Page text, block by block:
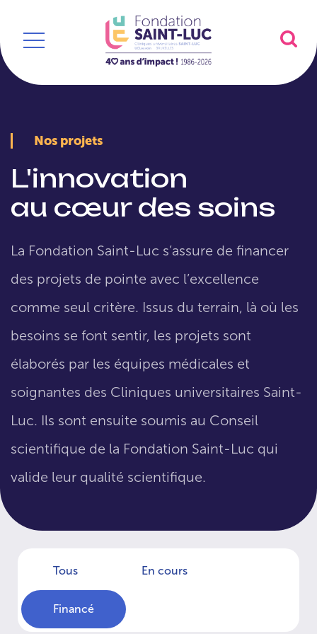
Nos projets
L'innovation
au cœur des soins
La Fondation Saint-Luc s’assure de financer
des projets de pointe avec l’excellence
comme seul critère. Issus du terrain, là où les
besoins se font sentir, les projets sont
élaborés par les équipes médicales et
soignantes des Cliniques universitaires Saint-
Luc. Ils sont ensuite soumis au Conseil
scientifique de la Fondation Saint-Luc qui
valide leur qualité scientifique.
Tous En cours
Financé